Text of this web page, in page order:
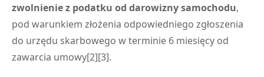
zwolnienie z podatku od darowizny samochodu,
pod warunkiem złożenia odpowiedniego zgłoszenia
do urzędu skarbowego w terminie 6 miesięcy od
zawarcia umowy[2][3].